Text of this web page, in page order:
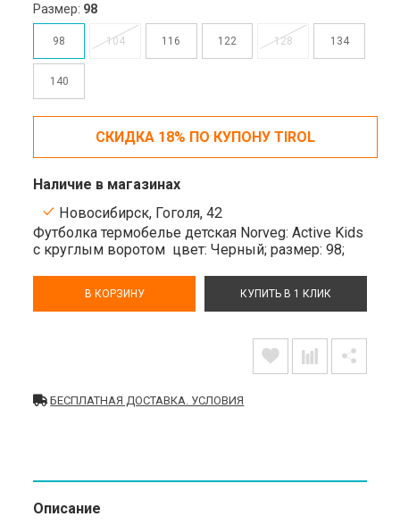
Размер: 98
98 104 116 122 128 134
140
СКИДКА 18% ПО КУПОНУ TIROL
Наличие в магазинах
Новосибирск, Гоголя, 42
Футболка термобелье детская Norveg: Active Kids
с круглым воротом цвет: Черный;размер: 98;
В КОРЗИНУ КУПИТЬ В 1 КЛИК
БЕСПЛАТНАЯ ДОСТАВКА. УСЛОВИЯ
Описание